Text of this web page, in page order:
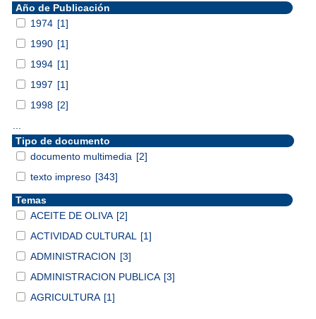
Año de Publicación
1974 [1]
1990 [1]
1994 [1]
1997 [1]
1998 [2]
Tipo de documento
documento multimedia [2]
texto impreso [343]
Temas
ACEITE DE OLIVA [2]
ACTIVIDAD CULTURAL
[1]
ADMINISTRACION [3]
ADMINISTRACION PUBLICA [3]
AGRICULTURA [1]